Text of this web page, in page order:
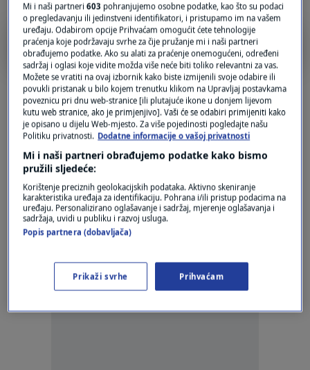
RAST BDPA
Butković: Radimo sve da ne dođe do
velikog povećanja cijene struje i plina
EKONOMIJA|27. kol.| 0
Oglas
Mi i naši partneri603 pohranjujemo osobne podatke, kao što su podaci
o pregledavanju ili jedinstveni identifikatori, i pristupamo im na vašem
uređaju. Odabirom opcije Prihvaćam omogućit ćete tehnologije
praćenja koje podržavaju svrhe za čije pružanje mi i naši partneri
obrađujemo podatke. Ako su alati za praćenje onemogućeni, određeni
sadržaj i oglasi koje vidite možda više neće biti toliko relevantni za vas.
Možete se vratiti na ovaj izbornik kako biste izmijenili svoje odabire ili
povukli pristanak u bilo kojem trenutku klikom na Upravljaj postavkama
poveznicu pri dnu web-stranice [ili plutajuće ikone u donjem lijevom
kutu web stranice, ako je primjenjivo]. Vaši će se odabiri primijeniti kako
je opisano u dijelu Web-mjesto. Za više pojedinosti pogledajte našu
Politiku privatnosti. Dodatne informacije o vašoj privatnosti
Mi i naši partneri obrađujemo podatke kako bismo
pružili sljedeće:
Korištenje preciznih geolokacijskih podataka. Aktivno skeniranje
karakteristika uređaja za identifikaciju. Pohrana i/ili pristup podacima na
uređaju. Personalizirano oglašavanje i sadržaj, mjerenje oglašavanja i
sadržaja, uvidi u publiku i razvoj usluga.
Popis partnera (dobavljača)
Prikaži svrhe Prihvaćam